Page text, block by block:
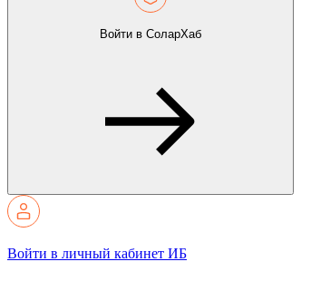
Войти в СоларХаб
Войти в личный кабинет ИБ